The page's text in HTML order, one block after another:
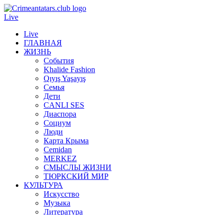
Live
Live
ГЛАВНАЯ
ЖИЗНЬ
События
Khalide Fashion
Qıyış Yaşayış
Семья
Дети
CANLI SES
Диаспора
Социум
Люди
Карта Крыма
Cemidan
МERKEZ
СМЫСЛЫ ЖИЗНИ
ТЮРКСКИЙ МИР
КУЛЬТУРА
Искусство
Музыка
Литература